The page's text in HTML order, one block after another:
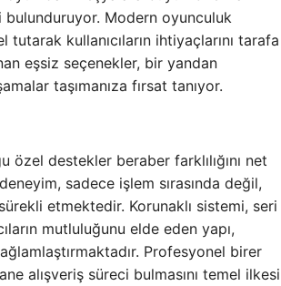
Modern oyunculuk
kullanıcıların ihtiyaçlarını tarafa
eşsiz seçenekler, bir yandan
taşımanıza fırsat tanıyor.
destekler beraber farklılığını net
sadece işlem sırasında değil,
etmektedir. Korunaklı sistemi, seri
mutluluğunu elde eden yapı,
Profesyonel birer
alışveriş süreci bulmasını temel ilkesi